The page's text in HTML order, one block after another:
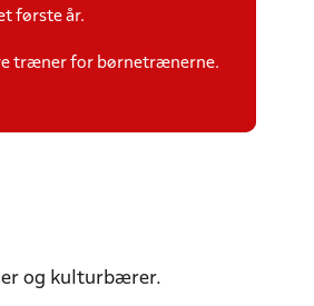
første år.
træner for børnetrænerne.
og kulturbærer.